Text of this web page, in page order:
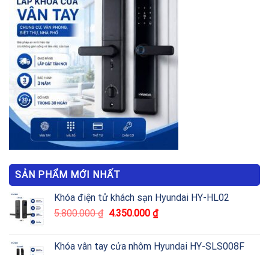
SẢN PHẨM MỚI NHẤT
Khóa điện tử khách sạn Hyundai HY-HL02
5.800.000₫ 4.350.000 ₫
Khóa vân tay cửa nhôm Hyundai HY-SLS008F